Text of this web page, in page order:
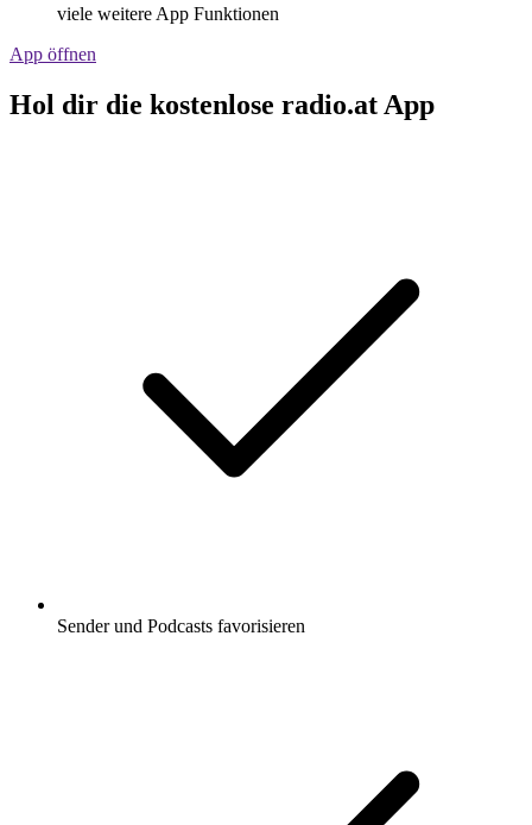
viele weitere App Funktionen
App öffnen
Hol dir die kostenlose radio.at App
Sender und Podcasts favorisieren